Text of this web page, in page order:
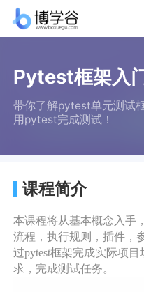
Pytest框架入
带你了解pytest单元测试
用pytest完成测试！
课程简介
本课程将从基本概念入手
流程，执行规则，插件，
过pytest框架完成实际项
求，完成测试任务。